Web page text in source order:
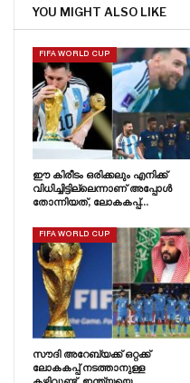
YOU MIGHT ALSO LIKE
FIFA WORLD CUP
ഈ കിരീടം ഒരിക്കലും എനിക്ക്
വിധിച്ചിട്ടില്ലെന്നാണ് അപ്പോൾ
തോന്നിയത്, ലോകകപ്പ്…
FIFA WORLD CUP
സൗദി അറേബ്യക്ക് ഒറ്റക്ക്
ലോകകപ്പ് നടത്താനുള്ള